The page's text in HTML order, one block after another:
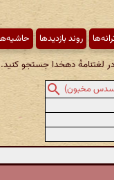
روند بازدیدها
لغتنامهٔ دهخدا جستجو کنید.
مخبون)